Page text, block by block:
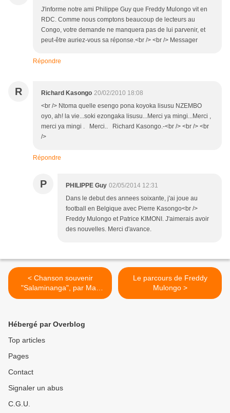
J'informe notre ami Philippe Guy que Freddy Mulongo vit en
RDC. Comme nous comptons beaucoup de lecteurs au
Congo, votre demande ne manquera pas de lui parvenir, et
peut-être auriez-vous sa réponse.<br /> <br /> Messager
Répondre
R Richard Kasongo 20/02/2010 18:08
<br /> Ntoma quelle esengo pona koyoka lisusu NZEMBO
oyo, ah! la vie...soki ezongaka lisusu...Merci ya mingi...Merci ,
merci ya mingi . Merci.. Richard Kasongo.-<br /> <br /> <br
/>
Répondre
P PHILIPPE Guy 02/05/2014 12:31
Dans le debut des annees soixante, j'ai joue au
football en Belgique avec Pierre Kasongo<br />
Freddy Mulongo et Patrice KIMONI. J'aimerais avoir
des nouvelles. Merci d'avance.
< Chanson souvenir
"Salaminanga", par Max
Mongali
Le parcours de Freddy
Mulongo >
Hébergé par Overblog
Top articles
Pages
Contact
Signaler un abus
C.G.U.